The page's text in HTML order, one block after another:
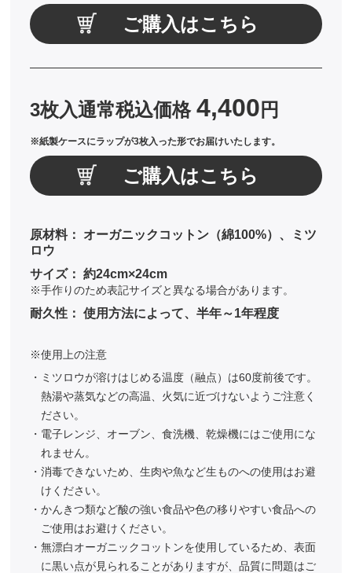
ご購入はこちら
3枚入通常税込価格4,400 円
※紙製ケースにラップが3枚入った形でお届けいたします。
ご購入はこちら
原材料：
オーガニックコットン（綿100%）、ミツ
ロウ
サイズ：
約24cm×24cm
※手作りのため表記サイズと異なる場合があります。
耐久性： 使用方法によって、半年～1年程度
使用上の注意
ミツロウが溶けはじめる温度（融点）は60度前後です。
熱湯や蒸気などの高温、火気に近づけないようご注意く
ださい。
電子レンジ、オーブン、食洗機、乾燥機にはご使用にな
れません。
消毒できないため、生肉や魚など生ものへの使用はお避
けください。
かんきつ類など酸の強い食品や色の移りやすい食品への
ご使用はお避けください。
無漂白オーガニックコットンを使用しているため、表面
に黒い点が見られることがありますが、品質に問題はご